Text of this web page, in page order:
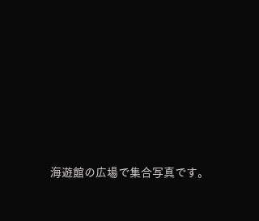
海遊館の広場で集合写真です。